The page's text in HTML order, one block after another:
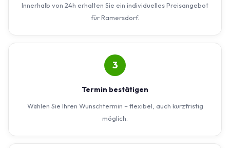
Innerhalb von 24h erhalten Sie ein individuelles Preisangebot
für Ramersdorf.
3
Termin bestätigen
Wählen Sie Ihren Wunschtermin – flexibel, auch kurzfristig
möglich.